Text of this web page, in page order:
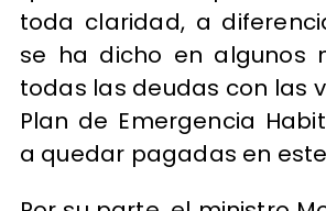
toda claridad, a
se ha dicho en algunos
todas las deudas con las
Plan de Emergencia
a quedar pagadas en